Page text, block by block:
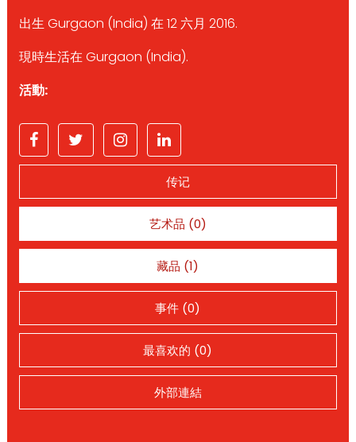
出生 Gurgaon (India) 在 12 六月 2016.
現時生活在 Gurgaon (India).
活動:
传记
艺术品 (0)
藏品 (1)
事件 (0)
最喜欢的 (0)
外部連結